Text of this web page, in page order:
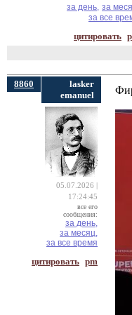
за день, за
за все
цитировать
8860
lasker
emanuel
05.07.2026 |
17:24:45
все его
сообщения:
за день,
за месяц,
за все время
цитировать pm